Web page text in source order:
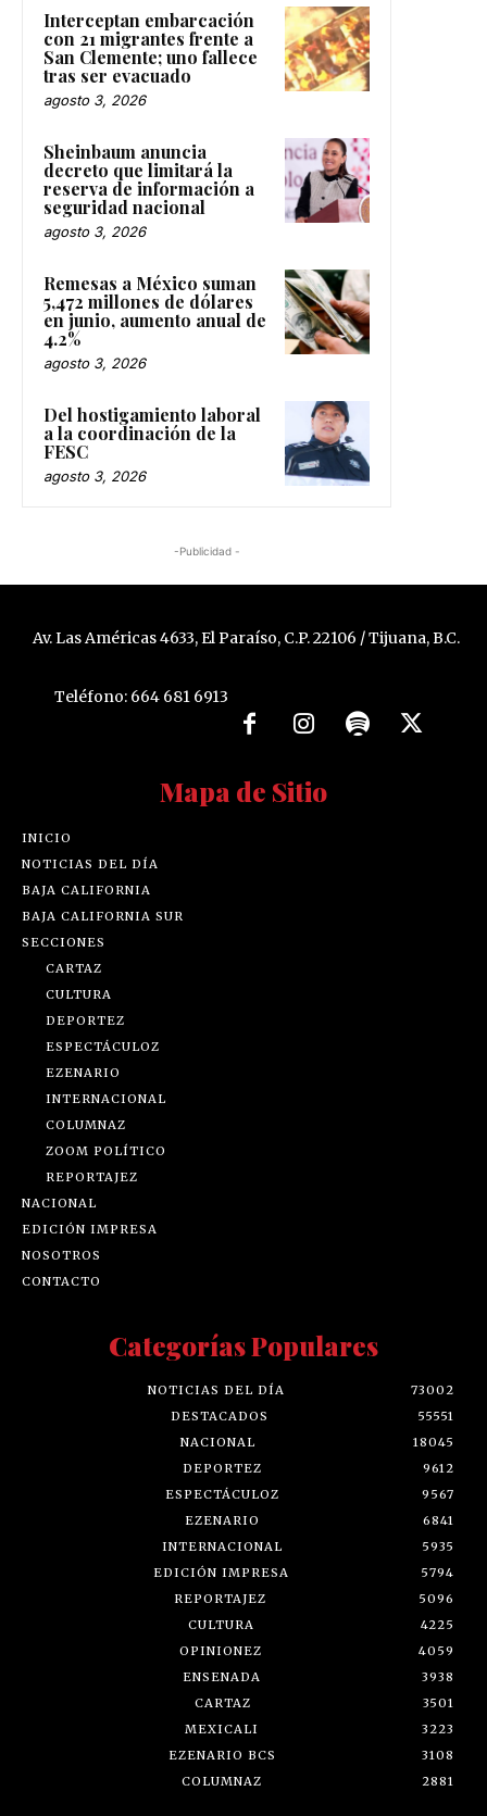
Interceptan embarcación
con 21 migrantes frente a
San Clemente; uno fallece
tras ser evacuado
agosto 3, 2026
Sheinbaum anuncia
decreto que limitará la
reserva de información a
seguridad nacional
agosto 3, 2026
Remesas a México suman
5,472 millones de dólares
en junio, aumento anual de
4.2%
agosto 3, 2026
Del hostigamiento laboral
a la coordinación de la
FESC
agosto 3, 2026
-Publicidad -
Av. Las Américas 4633, El Paraíso, C.P. 22106 / Tijuana, B.C.
Teléfono: 664 681 6913
Mapa de Sitio
INICIO
NOTICIAS DEL DÍA
BAJA CALIFORNIA
BAJA CALIFORNIA SUR
SECCIONES
CARTAZ
CULTURA
DEPORTEZ
ESPECTÁCULOZ
EZENARIO
INTERNACIONAL
COLUMNAZ
ZOOM POLÍTICO
REPORTAJEZ
NACIONAL
EDICIÓN IMPRESA
NOSOTROS
CONTACTO
Categorías Populares
NOTICIAS DEL DÍA
73002
DESTACADOS
55551
NACIONAL
18045
DEPORTEZ
9612
ESPECTÁCULOZ
9567
EZENARIO
6841
INTERNACIONAL
5935
EDICIÓN IMPRESA
5794
REPORTAJEZ
5096
CULTURA
4225
OPINIONEZ
4059
ENSENADA
3938
CARTAZ
3501
MEXICALI
3223
EZENARIO BCS
3108
COLUMNAZ
2881